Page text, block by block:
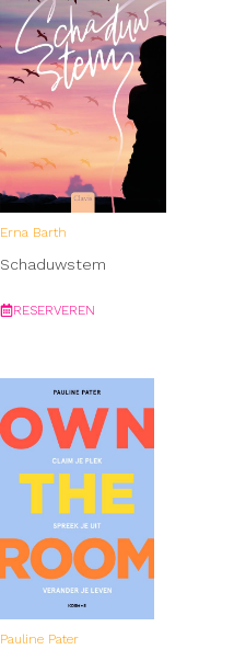
Erna Barth
Schaduwstem
RESERVEREN
Pauline Pater